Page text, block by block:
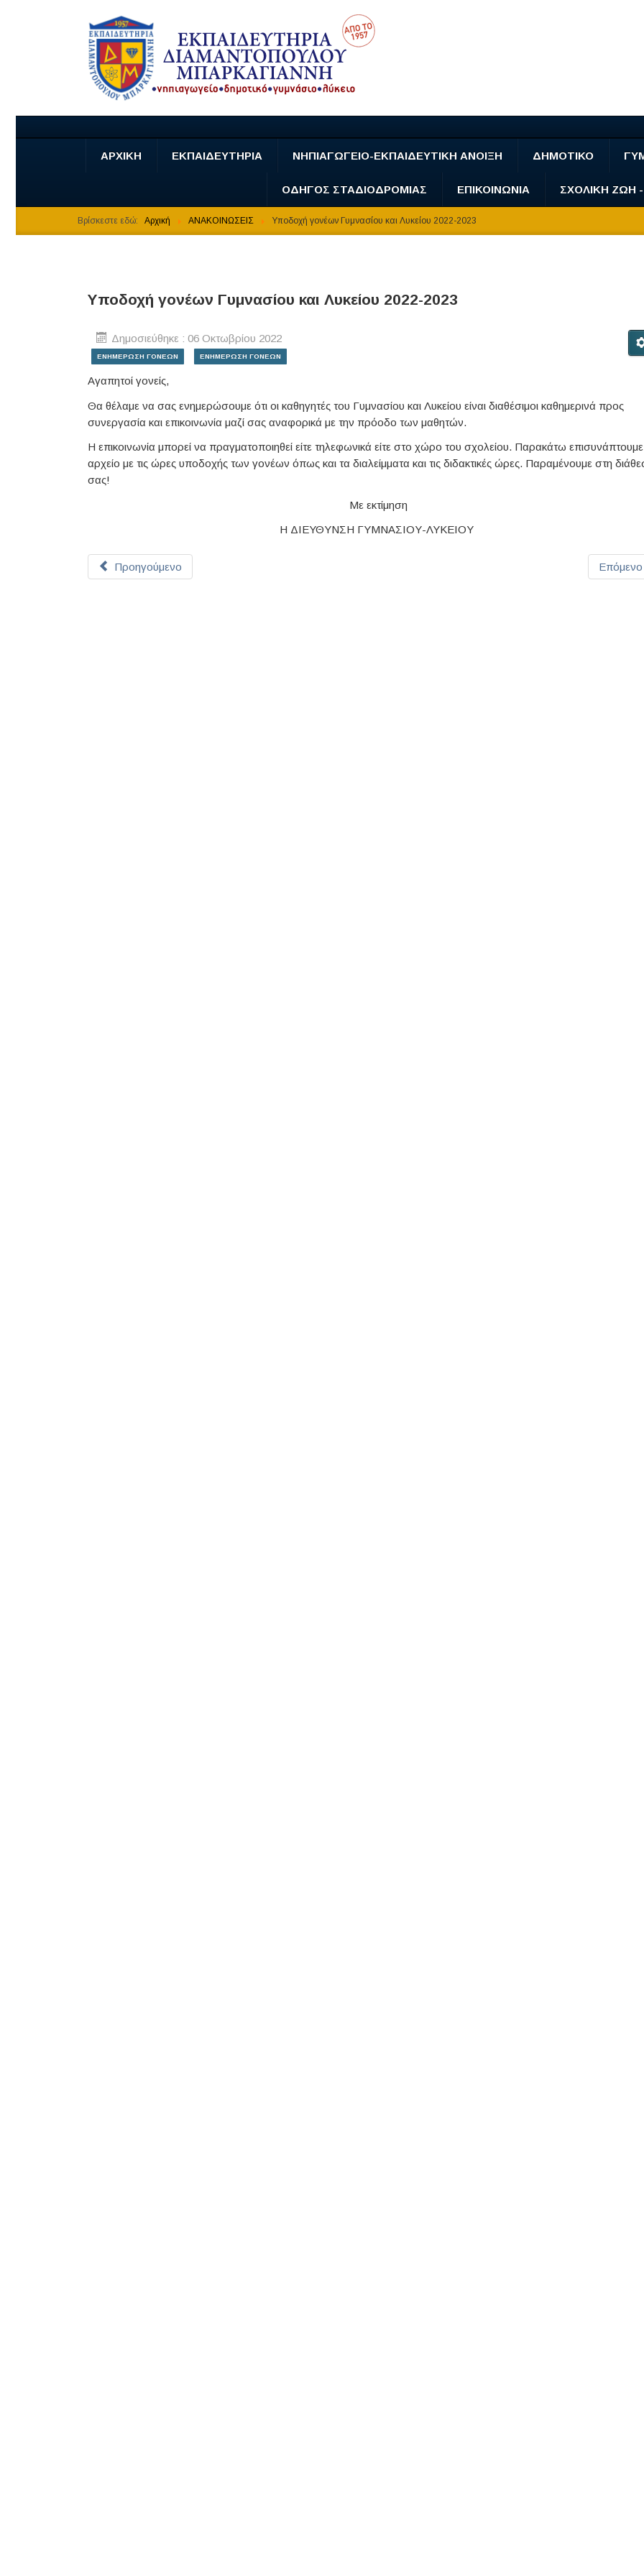
ΑΡΧΙΚΗ ΕΚΠΑΙΔΕΥΤΗΡΙΑ ΝΗΠΙΑΓΩΓΕΙΟ-ΕΚΠΑΙΔΕΥΤΙΚΗ ΑΝΟΙΞΗ ΔΗΜΟΤΙΚΟ
ΟΔΗΓΟΣ ΣΤΑΔΙΟΔΡΟΜΙΑΣ ΕΠΙΚΟΙΝΩΝΙΑ ΣΧΟΛΙΚΗ ΖΩΗ
Βρίσκεστε εδώ: Αρχική ΑΝΑΚΟΙΝΩΣΕΙΣ Υποδοχή γονέων Γυμνασίου και Λυκείου 2022-2023
Υποδοχή γονέων Γυμνασίου και Λυκείου 2022-2023
Δημοσιεύθηκε : 06 Οκτωβρίου 2022
ΕΝΗΜΕΡΩΣΗ ΓΟΝΕΩΝ ΕΝΗΜΕΡΩΣΗ ΓΟΝΕΩΝ
Αγαπητοί γονείς,
Θα θέλαμε να σας ενημερώσουμε ότι οι καθηγητές του Γυμνασίου και Λυκείου είναι διαθέσιμοι καθημερινά προς
συνεργασία και επικοινωνία μαζί σας αναφορικά με την πρόοδο των μαθητών.
Η επικοινωνία μπορεί να πραγματοποιηθεί είτε τηλεφωνικά είτε στο χώρο του σχολείου. Παρακάτω επισυνάπτουμε
αρχείο με τις ώρες υποδοχής των γονέων όπως και τα διαλείμματα και τις διδακτικές ώρες. Παραμένουμε στη
σας!
Με εκτίμηση
Η ΔΙΕΥΘΥΝΣΗ ΓΥΜΝΑΣΙΟΥ-ΛΥΚΕΙΟΥ
Προηγούμενο Επόμενο